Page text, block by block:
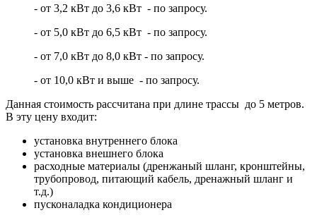
- от 3,2 кВт до 3,6 кВт - по запросу.
- от 5,0 кВт до 6,5 кВт - по запросу.
- от 7,0 кВт до 8,0 кВт - по запросу.
- от 10,0 кВт и выше - по запросу.
Данная стоимость рассчитана при длине трассы до 5 метров.
В эту цену входит:
установка внутреннего блока
установка внешнего блока
расходные материалы (дренжаный шланг, кронштейны,
трубопровод, питающий кабель, дренажный шланг и
т.д.)
пусконаладка кондиционера